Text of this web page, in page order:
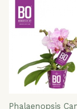
Phalaenopsis